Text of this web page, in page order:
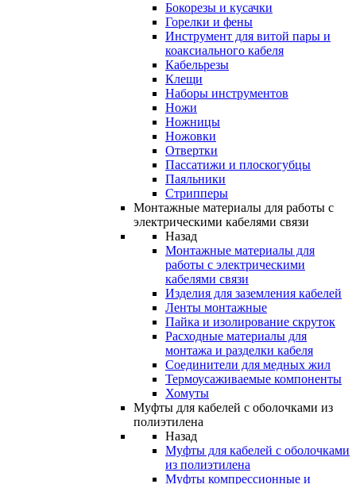
Бокорезы и кусачки
Горелки и фены
Инструмент для витой пары и
коаксиального кабеля
Кабельрезы
Клещи
Наборы инструментов
Ножи
Ножницы
Ножовки
Отвертки
Пассатижи и плоскогубцы
Паяльники
Стрипперы
Монтажные материалы для работы с
электрическими кабелями связи
Назад
Монтажные материалы для
работы с электрическими
кабелями связи
Изделия для заземления кабелей
Ленты монтажные
Пайка и изолирование скруток
Расходные материалы для
монтажа и разделки кабеля
Соединители для медных жил
Термоусаживаемые компоненты
Хомуты
Муфты для кабелей с оболочками из
полиэтилена
Назад
Муфты для кабелей с оболочками
из полиэтилена
Муфты компрессионные и